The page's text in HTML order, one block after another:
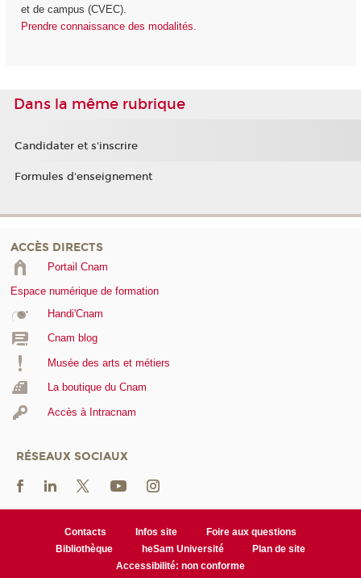
et de campus (CVEC).
Prendre connaissance des modalités.
Dans la même rubrique
Candidater et s'inscrire
Formules d'enseignement
ACCÈS DIRECTS
Portail Cnam
Espace numérique de formation
Handi'Cnam
Cnam blog
Musée des arts et métiers
La boutique du Cnam
Accès à Intracnam
RÉSEAUX SOCIAUX
Contacts Infos site
Foire aux questions
Bibliothèque
heSam Université
Plan de site
Accessibilité: non conforme